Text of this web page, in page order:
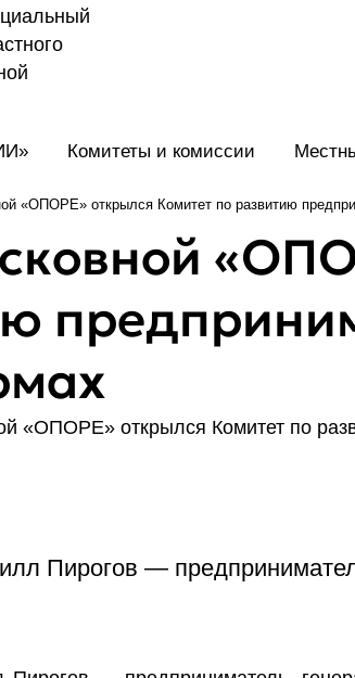
Комитеты и комиссии
«ОПОРЕ» открылся Комитет по развитию
Пирогов —